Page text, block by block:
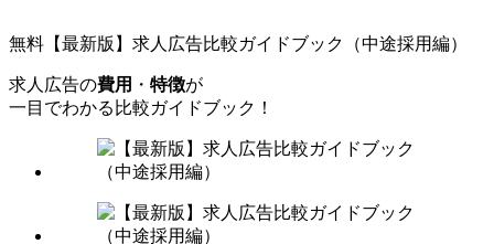
無料 【最新版】求人広告比較ガイドブック（中途採用編）
求人広告の費用 ・ 特徴が
一目でわかる比較ガイドブック！